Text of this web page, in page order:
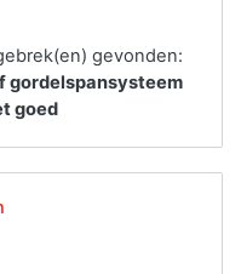
gevonden:
gordelspansysteem
goed